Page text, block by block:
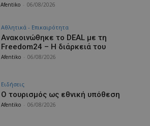
Afentiko 06/08/2026
Αθλητικά - Επικαιρότητα
Ανακοινώθηκε το DEAL με τη
Freedom24 – Η διάρκειά του
Afentiko 06/08/2026
Ειδήσεις
Ο τουρισμός ως εθνική υπόθεση
Afentiko 06/08/2026